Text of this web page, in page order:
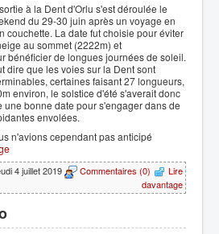
à la Dent d'Orlu s'est déroulée le
du 29-30 juin après un voyage en
couchette. La date fut choisie pour éviter
au sommet (2222m) et
bénéficier de longues journées de soleil.
dire que les voies sur la Dent sont
certaines faisant 27 longueurs,
environ, le solstice d'été s'averait donc
une bonne date pour s'engager dans de
envolées.
n'avions cependant pas anticipé
4 juillet 2019 Commentaires (0)
Lire
davantage